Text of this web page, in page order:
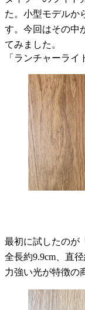
た。小型モデルか
す。今回はその中
てみました。
「ランチャーライ
最初に試したのが
全長約9.9cm、直
力強い光が特徴の